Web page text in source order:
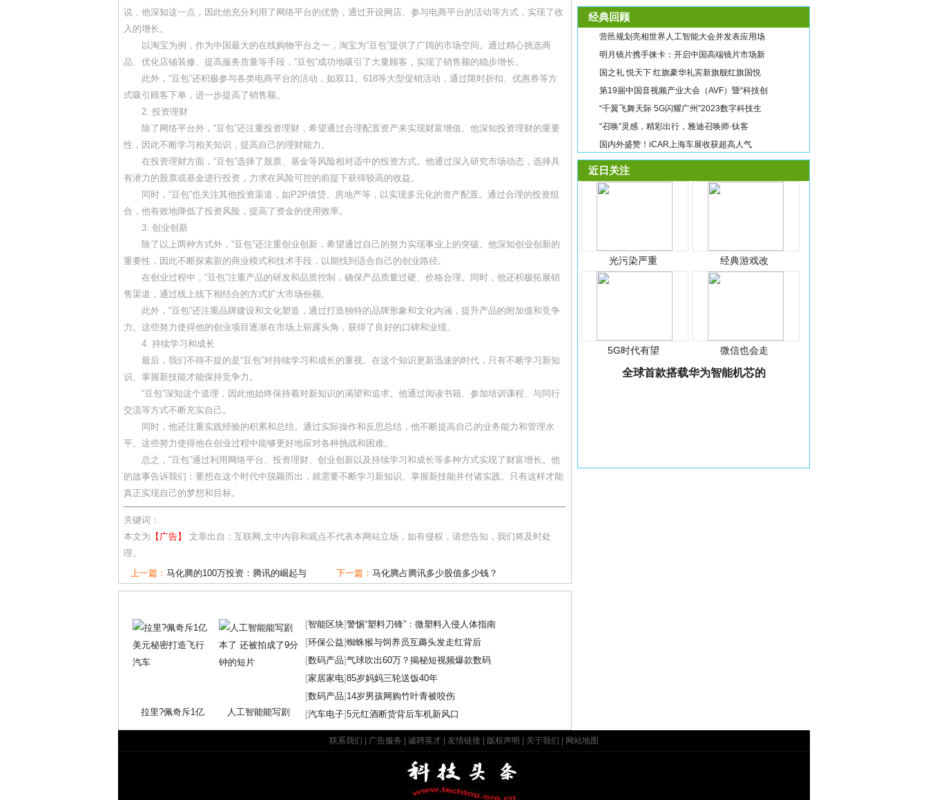
说，他深知这一点，因此他充分利用了网络平台的优势，通过开设网店、参与电商平台的活动等方式，实现了收
入的增长。
以淘宝为例，作为中国最大的在线购物平台之一，淘宝为“豆包”提供了广阔的市场空间。通过精心挑选商
品、优化店铺装修、提高服务质量等手段，“豆包”成功地吸引了大量顾客，实现了销售额的稳步增长。
此外，“豆包”还积极参与各类电商平台的活动，如双11、618等大型促销活动，通过限时折扣、优惠券等方
式吸引顾客下单，进一步提高了销售额。
2. 投资理财
除了网络平台外，“豆包”还注重投资理财，希望通过合理配置资产来实现财富增值。他深知投资理财的重要
性，因此不断学习相关知识，提高自己的理财能力。
在投资理财方面，“豆包”选择了股票、基金等风险相对适中的投资方式。他通过深入研究市场动态，选择具
有潜力的股票或基金进行投资，力求在风险可控的前提下获得较高的收益。
同时，“豆包”也关注其他投资渠道，如P2P借贷、房地产等，以实现多元化的资产配置。通过合理的投资组
合，他有效地降低了投资风险，提高了资金的使用效率。
3. 创业创新
除了以上两种方式外，“豆包”还注重创业创新，希望通过自己的努力实现事业上的突破。他深知创业创新的
重要性，因此不断探索新的商业模式和技术手段，以期找到适合自己的创业路径。
在创业过程中，“豆包”注重产品的研发和品质控制，确保产品质量过硬、价格合理。同时，他还积极拓展销
售渠道，通过线上线下相结合的方式扩大市场份额。
此外，“豆包”还注重品牌建设和文化塑造，通过打造独特的品牌形象和文化内涵，提升产品的附加值和竞争
力。这些努力使得他的创业项目逐渐在市场上崭露头角，获得了良好的口碑和业绩。
4. 持续学习和成长
最后，我们不得不提的是“豆包”对持续学习和成长的重视。在这个知识更新迅速的时代，只有不断学习新知
识、掌握新技能才能保持竞争力。
“豆包”深知这个道理，因此他始终保持着对新知识的渴望和追求。他通过阅读书籍、参加培训课程、与同行
交流等方式不断充实自己。
同时，他还注重实践经验的积累和总结。通过实际操作和反思总结，他不断提高自己的业务能力和管理水
平。这些努力使得他在创业过程中能够更好地应对各种挑战和困难。
总之，“豆包”通过利用网络平台、投资理财、创业创新以及持续学习和成长等多种方式实现了财富增长。他
的故事告诉我们：要想在这个时代中脱颖而出，就需要不断学习新知识、掌握新技能并付诸实践。只有这样才能
真正实现自己的梦想和目标。
关键词：
本文为 【广告】
文章出自：互联网,文中内容和观点不代表本网站立场，如有侵权，请您告知，我们将及时处
理。
上一篇： 马化腾的100万投资：腾讯的崛起与 下一篇： 马化腾占腾讯多少股值多少钱？
拉里?佩奇斥1亿 人工智能能写剧
[智能区块]警惕“塑料刀锋”：微塑料入侵人体指南
[环保公益]蜘蛛猴与饲养员互薅头发走红背后
[数码产品]气球吹出60万？揭秘短视频爆款数码
[家居家电]85岁妈妈三轮送饭40年
[数码产品] 14岁男孩网购竹叶青被咬伤
[汽车电子]5元红酒断货背后车机新风口
经典回顾
营邑规划亮相世界人工智能大会并发表应用场
明月镜片携手徕卡：开启中国高端镜片市场新
国之礼 悦天下 红旗豪华礼宾新旗舰红旗国悦
第19届中国音视频产业大会（AVF）暨“科技创
“千翼飞舞天际 5G闪耀广州”2023数字科技生
“召唤”灵感，精彩出行，雅迪召唤师·钛客
国内外盛赞！iCAR上海车展收获超高人气
近日关注
光污染严重 经典游戏改
5G时代有望 微信也会走
全球首款搭载华为智能机芯的
联系我们 广告服务 诚聘英才 友情链接 版权声明 关于我们 网站地图